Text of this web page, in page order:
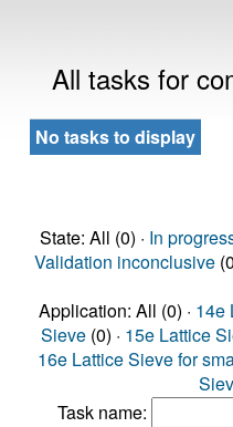
All tasks for
No tasks to display
State: All (0) · In
Validation inconclusive
Application: All (0) · 14e
Sieve (0) · 15e Lattice
16e Lattice Sieve for
Task name: